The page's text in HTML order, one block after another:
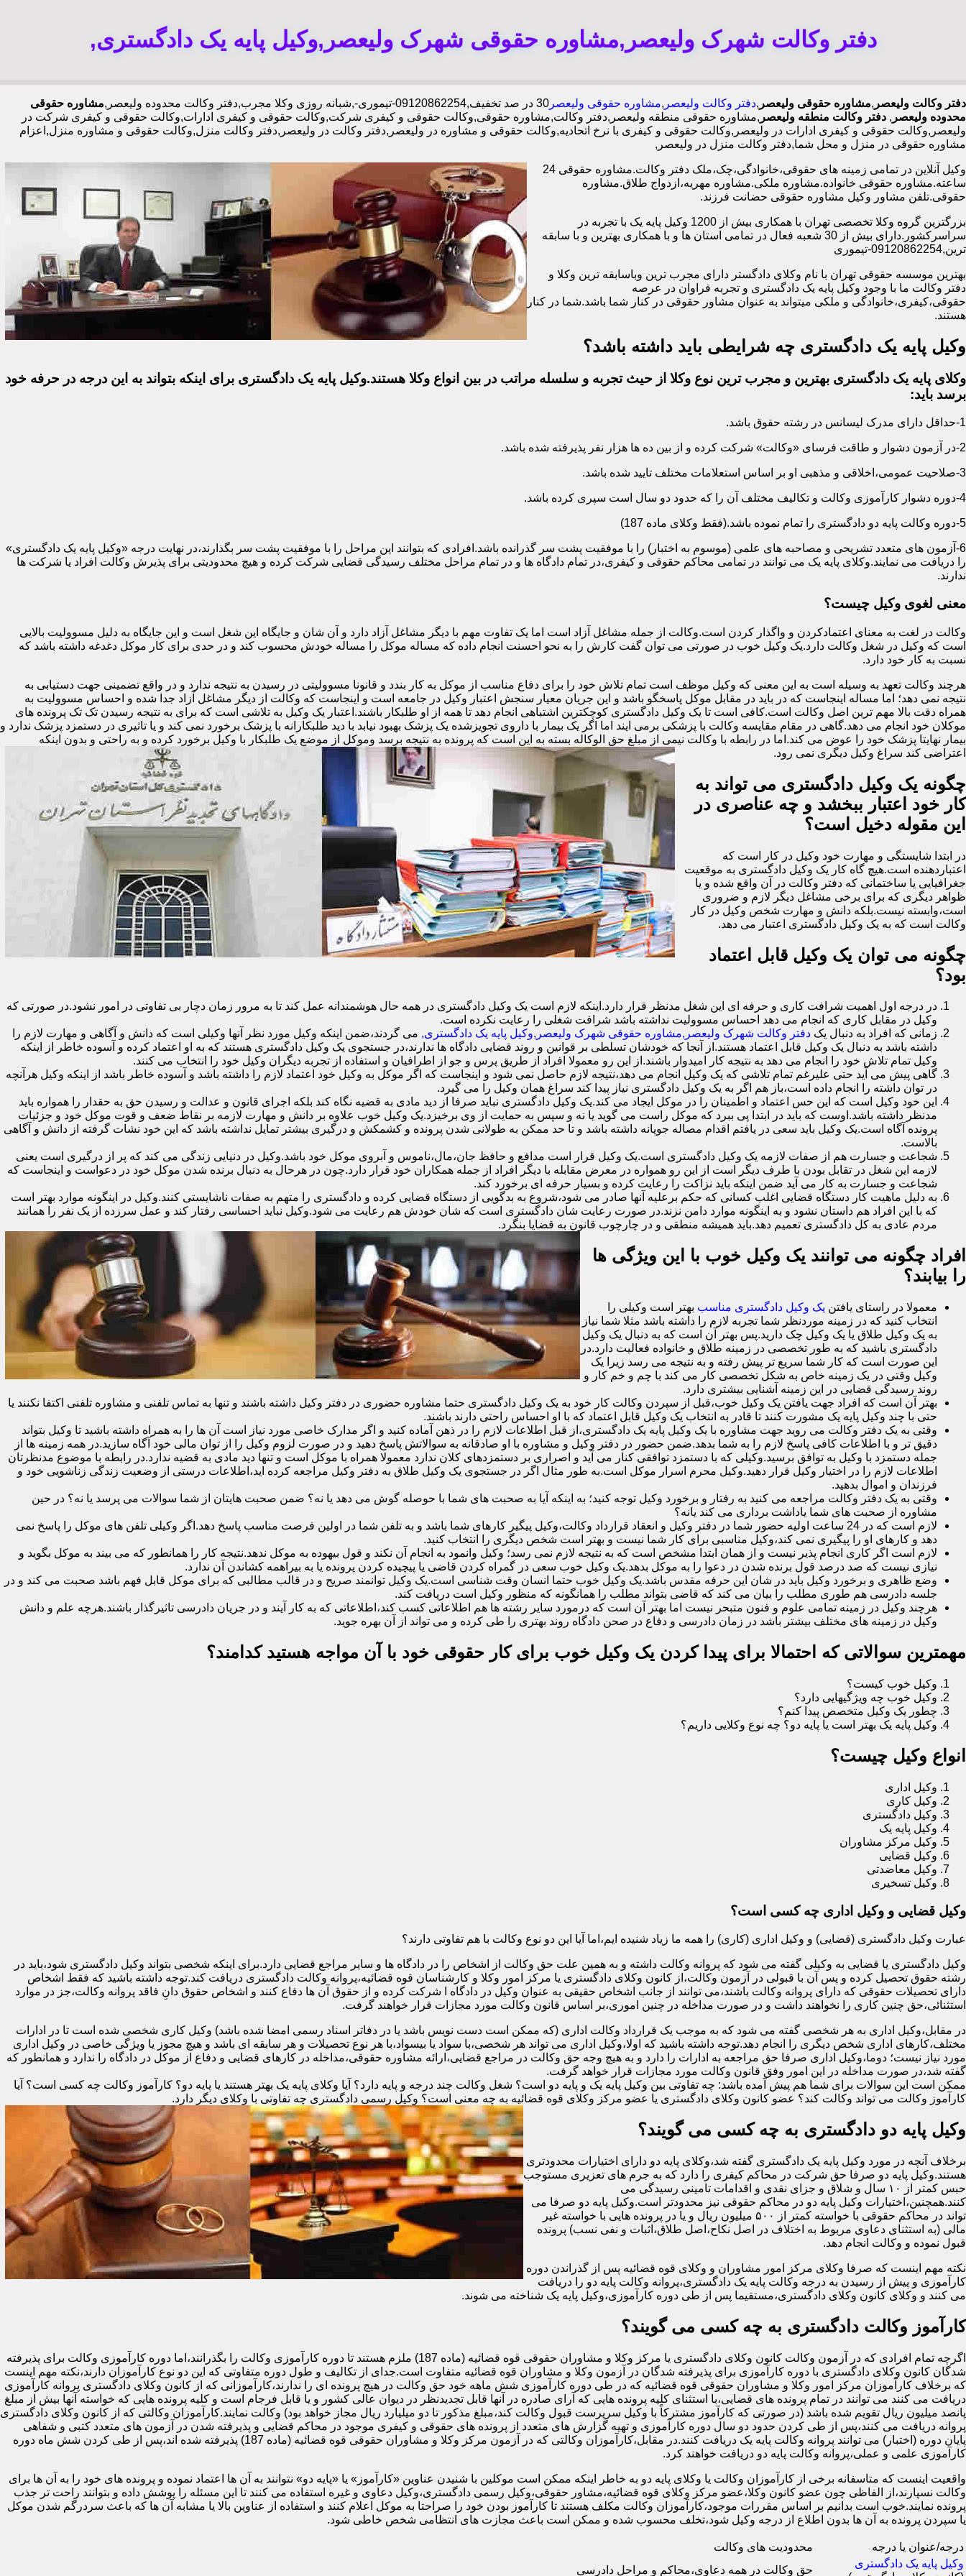
دفتر وکالت شهرک ولیعصر,مشاوره حقوقی شهرک ولیعصر,وکیل پایه یک دادگستری,
دفتر وکالت ولیعصر ,مشاوره حقوقی ولیعصر ,دفتر وکالت ولیعصر ,مشاوره حقوقی ولیعصر 30 در صد تخفیف,09120862254-تیموری-,شبانه روزی وکلا مجرب,دفتر وکالت محدوده ولیعصر,
مشاوره حقوقی
محدوده ولیعصر , دفتر وکالت منطقه ولیعصر ,مشاوره حقوقی منطقه ولیعصر,دفتر وکالت,مشاوره حقوقی,وکالت حقوقی و کیفری شرکت,وکالت حقوقی و کیفری ادارات,وکالت حقوقی و کیفری شرکت در
ولیعصر,وکالت حقوقی و کیفری ادارات در ولیعصر,وکالت حقوقی و کیفری با نرخ اتحادیه,وکالت حقوقی و مشاوره در ولیعصر,دفتر وکالت در ولیعصر,دفتر وکالت منزل,وکالت حقوقی و مشاوره منزل,اعزام
مشاوره حقوقی در منزل و محل شما,دفتر وکالت منزل در ولیعصر,
وکیل آنلاین در تمامی زمینه های حقوقی،خانوادگی،چک،ملک دفتر وکالت.مشاوره حقوقی 24
ساعته.مشاوره حقوقی خانواده.مشاوره ملکی.مشاوره مهریه،ازدواج طلاق.مشاوره
حقوقی.تلفن مشاور وکیل مشاوره حقوقی حضانت فرزند.
بزرگترین گروه وکلا تخصصی تهران با همکاری بیش از 1200 وکیل پایه یک با تجربه در
سراسرکشور.دارای بیش از 30 شعبه فعال در تمامی استان ها و با همکاری بهترین و با سابقه
ترین,09120862254-تیموری
بهترین موسسه حقوقی تهران با نام وکلای دادگستر دارای مجرب ترین وباسابقه ترین وکلا و
دفتر وکالت ما با وجود وکیل پایه یک دادگستری و تجربه فراوان در عرصه
حقوقی،کیفری،خانوادگی و ملکی میتواند به عنوان مشاور حقوقی در کنار شما باشد.شما در کنار
هستند.
وکیل پایه یک دادگستری چه شرایطی باید داشته باشد؟
وکلای پایه یک دادگستری بهترین و مجرب ترین نوع وکلا از حیث تجربه و سلسله مراتب در بین انواع وکلا هستند.وکیل پایه یک دادگستری برای اینکه بتواند به این درجه در حرفه خود
برسد باید:
1-حداقل دارای مدرک لیسانس در رشته حقوق باشد.
2-در آزمون دشوار و طاقت فرسای «وکالت» شرکت کرده و از بین ده ها هزار نفر پذیرفته شده باشد.
3-صلاحیت عمومی،اخلاقی و مذهبی او بر اساس استعلامات مختلف تایید شده باشد.
4-دوره دشوار کارآموزی وکالت و تکالیف مختلف آن را که حدود دو سال است سپری کرده باشد.
5-دوره وکالت پایه دو دادگستری را تمام نموده باشد.(فقط وکلای ماده 187)
6-آزمون های متعدد تشریحی و مصاحبه های علمی (موسوم به اختبار) را با موفقیت پشت سر گذرانده باشد.افرادی که بتوانند این مراحل را با موفقیت پشت سر بگذارند،در نهایت درجه «وکیل پایه یک دادگستری»
را دریافت می نمایند.وکلای پایه یک می توانند در تمامی محاکم حقوقی و کیفری،در تمام دادگاه ها و در تمام مراحل مختلف رسیدگی قضایی شرکت کرده و هیچ محدودیتی برای پذیرش وکالت افراد یا شرکت ها
ندارند.
معنی لغوی وکیل چیست؟
وکالت در لغت به معنای اعتمادکردن و واگذار کردن است.وکالت از جمله مشاغل آزاد است اما یک تفاوت مهم با دیگر مشاغل آزاد دارد و آن شان و جایگاه این شغل است و این جایگاه به دلیل مسوولیت بالایی
است که وکیل در شغل وکالت دارد.یک وکیل خوب در صورتی می توان گفت کارش را به نحو احسنت انجام داده که مساله موکل را مساله خودش محسوب کند و در حدی برای کار موکل دغدغه داشته باشد که
نسبت به کار خود دارد.
هرچند وکالت تعهد به وسیله است به این معنی که وکیل موظف است تمام تلاش خود را برای دفاع مناسب از موکل به کار بندد و قانونا مسوولیتی در رسیدن به نتیجه ندارد و در واقع تضمینی جهت دستیابی به
نتیجه نمی دهد؛ اما مساله اینجاست که در باید در مقابل موکل پاسخگو باشد و این جریان معیار سنجش اعتبار وکیل در جامعه است و اینجاست که وکالت از دیگر مشاغل آزاد جدا شده و احساس مسوولیت به
همراه دقت بالا مهم ترین اصل وکالت است.کافی است تا یک وکیل دادگستری کوچکترین اشتباهی انجام دهد تا همه از او طلبکار باشند.اعتبار یک وکیل به تلاشی است که برای به نتیجه رسیدن تک تک پرونده های
موکلان خود انجام می دهد.گاهی در مقام مقایسه وکالت با پزشکی برمی ایند اما اگر یک بیمار با داروی تجویزشده یک پزشک بهبود نیابد با دید طلبکارانه با پزشک برخورد نمی کند و یا تاثیری در دستمزد پزشک ندارد و
بیمار نهایتا پزشک خود را عوض می کند.اما در رابطه با وکالت نیمی از مبلغ حق الوکاله بسته به این است که پرونده به نتیجه برسد وموکل از موضع یک طلبکار با وکیل برخورد کرده و به راحتی و بدون اینکه
اعتراضی کند سراغ وکیل دیگری نمی رود.
چگونه یک وکیل دادگستری می تواند به
کار خود اعتبار ببخشد و چه عناصری در
این مقوله دخیل است؟
در ابتدا شایستگی و مهارت خود وکیل در کار است که
اعتباردهنده است.هیچ گاه کار یک وکیل دادگستری به موقعیت
جغرافیایی یا ساختمانی که دفتر وکالت در آن واقع شده و یا
ظواهر دیگری که برای برخی مشاغل دیگر لازم و ضروری
است،وابسته نیست.بلکه دانش و مهارت شخص وکیل در کار
وکالت است که به یک وکیل دادگستری اعتبار می دهد.
چگونه می توان یک وکیل قابل اعتماد
بود؟
در درجه اول اهمیت شرافت کاری و حرفه ای این شغل مدنظر قرار دارد.اینکه لازم است یک وکیل دادگستری در همه حال هوشمندانه عمل کند تا به مرور زمان دچار بی تفاوتی در امور نشود.در صورتی که
وکیل در مقابل کاری که انجام می دهد احساس مسوولیت نداشته باشد شرافت شغلی را رعایت نکرده است.
زمانی که افراد به دنبال یک دفتر وکالت شهرک ولیعصر,مشاوره حقوقی شهرک ولیعصر,وکیل پایه یک دادگستری, می گردند،ضمن اینکه وکیل مورد نظر آنها وکیلی است که دانش و آگاهی و مهارت لازم را
داشته باشد به دنبال یک وکیل قابل اعتماد هستند.از آنجا که خودشان تسلطی بر قوانین و روند قضایی دادگاه ها ندارند،در جستجوی یک وکیل دادگستری هستند که به او اعتماد کرده و آسوده خاطر از اینکه
وکیل تمام تلاش خود را انجام می دهد به نتیجه کار امیدوار باشند.از این رو معمولا افراد از طریق پرس و جو از اطرافیان و استفاده از تجربه دیگران وکیل خود را انتخاب می کنند.
گاهی پیش می آید حتی علیرغم تمام تلاشی که یک وکیل انجام می دهد،نتیجه لازم حاصل نمی شود و اینجاست که اگر موکل به وکیل خود اعتماد لازم را داشته باشد و آسوده خاطر باشد از اینکه وکیل هرآنچه
در توان داشته را انجام داده است،باز هم اگر به یک وکیل دادگستری نیاز پیدا کند سراغ همان وکیل را می گیرد.
این خود وکیل است که این حس اعتماد و اطمینان را در موکل ایجاد می کند.یک وکیل دادگستری نباید صرفا از دید مادی به قضیه نگاه کند بلکه اجرای قانون و عدالت و رسیدن حق به حقدار را همواره باید
مدنظر داشته باشد.اوست که باید در ابتدا پی ببرد که موکل راست می گوید یا نه و سپس به حمایت از وی برخیزد.یک وکیل خوب علاوه بر دانش و مهارت لازمه بر نقاط ضعف و قوت موکل خود و جزئیات
پرونده آگاه است.یک وکیل باید سعی در یافتم اقدام مصاله جویانه داشته باشد و تا حد ممکن به طولانی شدن پرونده و کشمکش و درگیری بیشتر تمایل نداشته باشد که این خود نشات گرفته از دانش و آگاهی
بالاست.
شجاعت و جسارت هم از صفات لازمه یک وکیل دادگستری است.یک وکیل قرار است مدافع و حافظ جان،مال،ناموس و آبروی موکل خود باشد.وکیل در دنیایی زندگی می کند که پر از درگیری است یعنی
لازمه این شغل در تقابل بودن با طرف دیگر است از این رو همواره در معرض مقابله با دیگر افراد از جمله همکاران خود قرار دارد.چون در هرحال به دنبال برنده شدن موکل خود در دعواست و اینجاست که
شجاعت و جسارت به کار می آید ضمن اینکه باید نزاکت را رعایت کرده و بسیار حرفه ای برخورد کند.
به دلیل ماهیت کار دستگاه قضایی اغلب کسانی که حکم برعلیه آنها صادر می شود،شروع به بدگویی از دستگاه قضایی کرده و دادگستری را متهم به صفات ناشایستی کنند.وکیل در اینگونه موارد بهتر است
که با این افراد هم داستان نشود و به اینگونه موارد دامن نزند.در صورت رعایت شان دادگستری است که شان خودش هم رعایت می شود.وکیل نباید احساسی رفتار کند و عمل سرزده از یک نفر را همانند
مردم عادی به کل دادگستری تعمیم دهد.باید همیشه منطقی و در چارچوب قانون به قضایا بنگرد.
افراد چگونه می توانند یک وکیل خوب با این ویژگی ها
را بیابند؟
معمولا در راستای یافتن یک وکیل دادگستری مناسب بهتر است وکیلی را
انتخاب کنید که در زمینه موردنظر شما تجربه لازم را داشته باشد مثلا شما نیاز
به یک وکیل طلاق یا یک وکیل چک دارید.پس بهتر آن است که به دنبال یک وکیل
دادگستری باشید که به طور تخصصی در زمینه طلاق و خانواده فعالیت دارد.در
این صورت است که کار شما سریع تر پیش رفته و به نتیجه می رسد زیرا یک
وکیل وقتی در یک زمینه خاص به شکل تخصصی کار می کند با چم و خم کار و
روند رسیدگی قضایی در این زمینه آشنایی بیشتری دارد.
بهتر آن است که افراد جهت یافتن یک وکیل خوب،قبل از سپردن وکالت کار خود به یک وکیل دادگستری حتما مشاوره حضوری در دفتر وکیل داشته باشند و تنها به تماس تلفنی و مشاوره تلفنی اکتفا نکنند یا
حتی با چند وکیل پایه یک مشورت کنند تا قادر به انتخاب یک وکیل قابل اعتماد که با او احساس راحتی دارند باشند.
وقتی به یک دفتر وکالت می روید جهت مشاوره با یک وکیل پایه یک دادگستری،از قبل اطلاعات لازم را در ذهن آماده کنید و اگر مدارک خاصی مورد نیاز است آن ها را به همراه داشته باشید تا وکیل بتواند
دقیق تر و با اطلاعات کافی پاسخ لازم را به شما بدهد.ضمن حضور در دفتر وکیل و مشاوره با او صادقانه به سوالاتش پاسخ دهید و در صورت لزوم وکیل را از توان مالی خود آگاه سازید.در همه زمینه ها از
جمله دستمزد با وکیل به توافق برسید.وکیلی که با دستمزد توافقی کنار می آید و اصراری بر دستمزدهای کلان ندارد معمولا همراه با موکل است و تنها دید مادی به قضیه ندارد.در رابطه با موضوع مدنظرتان
اطلاعات لازم را در اختیار وکیل قرار دهید.وکیل محرم اسرار موکل است.به طور مثال اگر در جستجوی یک وکیل طلاق به دفتر وکیل مراجعه کرده اید،اطلاعات درستی از وضعیت زندگی زناشویی خود و
فرزندان و اموال بدهید.
وقتی به یک دفتر وکالت مراجعه می کنید به رفتار و برخورد وکیل توجه کنید؛ به اینکه آیا به صحبت های شما با حوصله گوش می دهد یا نه؟ ضمن صحبت هایتان از شما سوالات می پرسد یا نه؟ در حین
مشاوره از صحبت های شما یاداشت برداری می کند یانه؟
لازم است که در 24 ساعت اولیه حضور شما در دفتر وکیل و انعقاد قرارداد وکالت،وکیل پیگیر کارهای شما باشد و به تلفن شما در اولین فرصت مناسب پاسخ دهد.اگر وکیلی تلفن های موکل را پاسخ نمی
دهد و کارهای او را پیگیری نمی کند،وکیل مناسبی برای کار شما نیست و بهتر است شخص دیگری را انتخاب کنید.
لازم است اگر کاری انجام پذیر نیست و از همان ابتدا مشخص است که به نتیجه لازم نمی رسد؛ وکیل وانمود به انجام آن نکند و قول بیهوده به موکل ندهد.نتیجه کار را همانطور که می بیند به موکل بگوید و
نیازی نیست که صد درصد قول برنده شدن در دعوا را به موکل بدهد.یک وکیل خوب سعی در گمراه کردن قاضی یا پیچیده کردن پرونده یا به بیراهمه کشاندن آن ندارد.
وضع ظاهری و برخورد وکیل باید در شان این حرفه مقدس باشد.یک وکیل خوب حتما انسان وقت شناسی است.یک وکیل توانمند صریح و در قالب مطالبی که برای موکل قابل فهم باشد صحبت می کند و در
جلسه دادرسی هم طوری مطلب را بیان می کند که قاضی بتواند مطلب را همانگونه که منظور وکیل است دریافت کند.
هرچند وکیل در زمینه تمامی علوم و فنون متبحر نیست اما بهتر آن است که درمورد سایر رشته ها هم اطلاعاتی کسب کند،اطلاعاتی که به کار آیند و در جریان دادرسی تاثیرگذار باشند.هرچه علم و دانش
وکیل در زمینه های مختلف بیشتر باشد در زمان دادرسی و دفاع در صحن دادگاه روند بهتری را طی کرده و می تواند از آن بهره جوید.
مهمترین سوالاتی که احتمالا برای پیدا کردن یک وکیل خوب برای کار حقوقی خود با آن مواجه هستید کدامند؟
وکیل خوب کیست؟
وکیل خوب چه ویژگیهایی دارد؟
چطور یک وکیل متخصص پیدا کنم؟
وکیل پایه یک بهتر است یا پایه دو؟ چه نوع وکلایی داریم؟
انواع وکیل چیست؟
وکیل اداری
وکیل کاری
وکیل دادگستری
وکیل پایه یک
وکیل مرکز مشاوران
وکیل قضایی
وکیل معاضدتی
وکیل تسخیری
وکیل قضایی و وکیل اداری چه کسی است؟
عبارت وکیل دادگستری (قضایی) و وکیل اداری (کاری) را همه ما زیاد شنیده ایم،اما آیا این دو نوع وکالت با هم تفاوتی دارند؟
وکیل دادگستری یا قضایی به وکیلی گفته می شود که پروانه وکالت داشته و به همین علت حق وکالت از اشخاص را در دادگاه ها و سایر مراجع قضایی دارد.برای اینکه شخصی بتواند وکیل دادگستری شود،باید در
رشته حقوق تحصیل کرده و پس آن با قبولی در آزمون وکالت،از کانون وکلای دادگستری یا مرکز امور وکلا و کارشناسان قوه قضائیه،پروانه وکالت دادگستری دریافت کند.توجه داشته باشید که فقط اشخاص
دارای تحصیلات حقوقی که دارای پروانه وکالت باشند،می توانند از جانب اشخاص حقیقی به عنوان وکیل در دادگاه ا شرکت کرده و از حقوق آن ها دفاع کنند و اشخاص حقوق دانِ فاقد پروانه وکالت،جز در موارد
استثنائی،حق چنین کاری را نخواهند داشت و در صورت مداخله در چنین اموری،بر اساس قانون وکالت مورد مجازات قرار خواهند گرفت.
در مقابل،وکیل اداری به هر شخصی گفته می شود که به موجب یک قرارداد وکالت اداری (که ممکن است دست نویس باشد یا در دفاتر اسناد رسمی امضا شده باشد) وکیل کاری شخصی شده است تا در ادارات
مختلف،کارهای اداری شخص دیگری را انجام دهد.توجه داشته باشید که اولا،وکیل اداری می تواند هر شخصی،با سواد یا بیسواد،با هر نوع تحصیلات و هر سابقه ای باشد و هیچ مجوز یا ویژگی خاصی در وکیل اداری
مورد نیاز نیست؛ دوما،وکیل اداری صرفا حق مراجعه به ادارات را دارد و به هیچ وجه حق وکالت در مراجع قضایی،ارائه مشاوره حقوقی،مداخله در کارهای قضایی و دفاع از موکل در دادگاه را ندارد و همانطور که
گفته شد،در صورت مداخله در این امور وفق قانون وکالت مورد مجازات قرار خواهد گرفت.
ممکن است این سوالات برای شما هم پیش آمده باشد: چه تفاوتی بین وکیل پایه یک و پایه دو است؟ شغل وکالت چند درجه و پایه دارد؟ آیا وکلای پایه یک بهتر هستند یا پایه دو؟ کارآموز وکالت چه کسی است؟ آیا
کارآموز وکالت می تواند وکالت کند؟ عضو کانون وکلای دادگستری یا عضو مرکز وکلای قوه قضائیه به چه معنی است؟ وکیل رسمی دادگستری چه تفاوتی با وکلای دیگر دارد.
وکیل پایه دو دادگستری به چه کسی می گویند؟
برخلاف آنچه در مورد وکیل پایه یک دادگستری گفته شد،وکلای پایه دو دارای اختیارات محدودتری
هستند.وکیل پایه دو صرفا حق شرکت در محاکم کیفری را دارد که به جرم های تعزیری مستوجب
حبس کمتر از ۱۰ سال و شلاق و جزای نقدی و اقدامات تامینی رسیدگی می
کنند.همچنین،اختیارات وکیل پایه دو در محاکم حقوقی نیز محدودتر است.وکیل پایه دو صرفا می
تواند در محاکم حقوقی با خواسته کمتر از ۵۰۰ میلیون ریال و یا در پرونده هایی با خواسته غیر
مالی (به استثنای دعاوی مربوط به اختلاف در اصل نکاح،اصل طلاق،اثبات و نفی نسب) پرونده
قبول نموده و وکالت انجام دهد.
نکته مهم اینست که صرفا وکلای مرکز امور مشاوران و وکلای قوه قضائیه پس از گذراندن دوره
کارآموزی و پیش از رسیدن به درجه وکالت پایه یک دادگستری،پروانه وکالت پایه دو را دریافت
می کنند و وکلای کانون وکلای دادگستری،مستقیما پس از طی دوره کارآموزی،وکیل پایه یک شناخته می شوند.
کارآموز وکالت دادگستری به چه کسی می گویند؟
اگرچه تمام افرادی که در آزمون وکالت کانون وکلای دادگستری یا مرکز وکلا و مشاوران حقوقی قوه قضائیه (ماده 187) ملزم هستند تا دوره کارآموزی وکالت را بگذرانند،اما دوره کارآموزی وکالت برای پذیرفته
شدگان کانون وکلای دادگستری با دوره کارآموزی برای پذیرفته شدگان در آزمون وکلا و مشاوران قوه قضائیه متفاوت است.جدای از تکالیف و طول دوره متفاوتی که این دو نوع کارآموزان دارند،نکته مهم اینست
که برخلاف کارآموزان مرکز امور وکلا و مشاوران حقوقی قوه قضائیه که در طی دوره کارآموزی شش ماهه خود حق وکالت در هیچ پرونده ای را ندارند،کارآموزانی که از کانون وکلای دادگستری پروانه کارآموزی
دریافت می کنند می توانند در تمام پرونده های قضایی،با استثنای کلیه پرونده هایی که آرای صادره در آنها قابل تجدیدنظر در دیوان عالی کشور و یا قابل فرجام است و کلیه پرونده هایی که خواسته آنها بیش از مبلغ
پانصد میلیون ریال تقویم شده باشد (در صورتی که کارآموز مشترکاً با وکیل سرپرست قبول وکالت کند،مبلغ مذکور تا دو میلیارد ریال مجاز خواهد بود) وکالت نمایند.کارآموزان وکالتی که از کانون وکلای دادگستری
پروانه دریافت می کنند،پس از طی کردن حدود دو سال دوره کارآموزی و تهیه گزارش های متعدد از پرونده های حقوقی و کیفری موجود در محاکم قضایی و پذیرفته شدن در آزمون های متعدد کتبی و شفاهی
پایان دوره (اختبار) می توانند پروانه وکالت پایه یک دریافت کنند.در مقابل،کارآموزان وکالتی که در آزمون مرکز وکلا و مشاوران حقوقی قوه قضائیه (ماده 187) پذیرفته شده اند،پس از طی کردن شش ماه دوره
کارآموزی علمی و عملی،پروانه وکالت پایه دو دریافت خواهند کرد.
واقعیت اینست که متاسفانه برخی از کارآموزان وکالت یا وکلای پایه دو به خاطر اینکه ممکن است موکلین با شنیدن عناوین «کارآموز» یا «پایه دو» نتوانند به آن ها اعتماد نموده و پرونده های خود را به آن ها برای
وکالت نسپارند،از الفاظی چون عضو کانون وکلا،عضو مرکز وکلای قوه قضائیه،مشاور حقوقی،وکیل رسمی دادگستری،وکیل دعاوی و غیره استفاده می کنند تا این مسئله را پوشش داده و بتوانند راحت تر جذب
پرونده نمایند.خوب است بدانیم بر اساس مقررات موجود،کارآموزان وکالت مکلف هستند تا کارآموز بودن خود را صراحتا به موکل اعلام کنند و استفاده از عناوین بالا یا مشابه آن ها که باعث سردرگم شدن موکل
یا سپردن پرونده به آن ها بدون اطلاع از درجه وکیل شود،تخلف محسوب شده و ممکن است باعث مجازت های انتظامی شخص خاطی شود.
درجه/عنوان یا درجه
محدودیت های وکالت
وکیل پایه یک دادگستری
حق وکالت در همه دعاوی،محاکم و مراحل دادرسی